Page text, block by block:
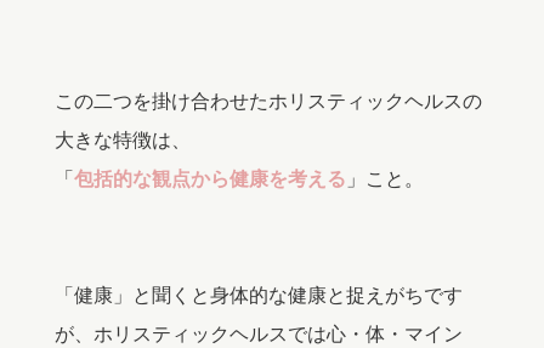
この二つを掛け合わせたホリスティックヘルスの
大きな特徴は、
「包括的な観点から健康を考える 」こと。
「健康」と聞くと身体的な健康と捉えがちです
が、ホリスティックヘルスでは心・体・マイン